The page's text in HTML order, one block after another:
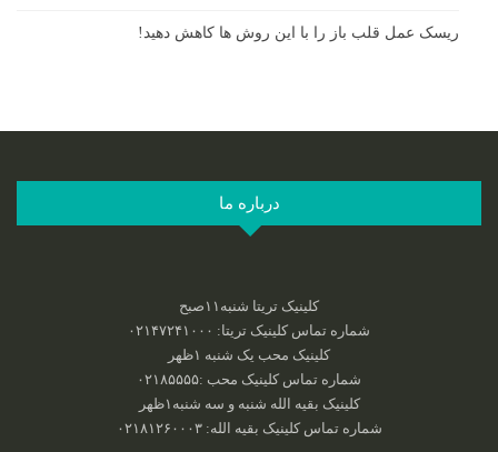
ریسک عمل قلب باز را با این روش ها کاهش دهید!
درباره ما
کلینیک تریتا شنبه۱۱صبح
شماره تماس کلینیک تریتا: ۰۲۱۴۷۲۴۱۰۰۰
کلینیک محب یک شنبه ۱ظهر
شماره تماس کلینیک محب :‌۰۲۱۸۵۵۵۵
کلینیک بقیه الله شنبه و سه شنبه۱ظهر
شماره تماس کلینیک بقیه الله: ۰۲۱۸۱۲۶۰۰۰۳